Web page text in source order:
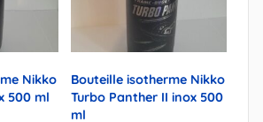
Nikko
500 ml
Bouteille isotherme Nikko
Turbo Panther II inox 500
ml